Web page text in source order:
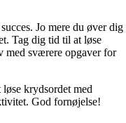
Jo mere du øver dig
Tag dig tid til at løse
med sværere opgaver for
krydsordet med
God fornøjelse!